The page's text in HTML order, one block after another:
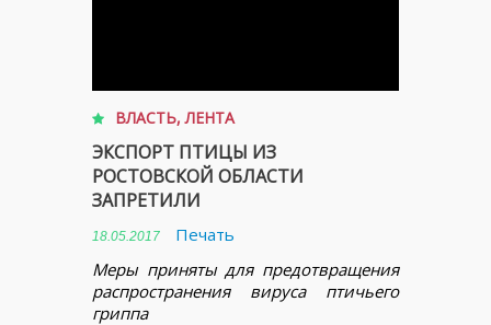
ВЛАСТЬ,ЛЕНТА
ЭКСПОРТ ПТИЦЫ ИЗ
РОСТОВСКОЙ ОБЛАСТИ
ЗАПРЕТИЛИ
18.05.2017
Печать
Меры приняты для предотвращения
распространения вируса птичьего
гриппа